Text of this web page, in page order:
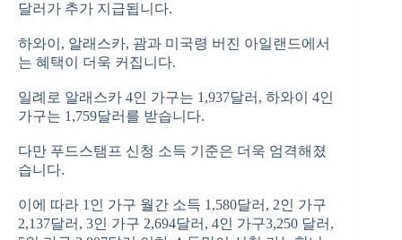
달러가 추가 지급됩니다.
하와이, 알래스카, 괌과 미국령 버진 아일랜드에서
는 혜택이 더욱 커집니다.
일례로 알래스카 4인 가구는 1,937달러, 하와이 4인
가구는 1,759달러를 받습니다.
다만 푸드스탬프 신청 소득 기준은 더욱 엄격해졌
습니다.
이에 따라 1인 가구 월간 소득 1,580달러, 2인 가구
2,137달러, 3인 가구 2,694달러, 4인 가구3,250 달러,